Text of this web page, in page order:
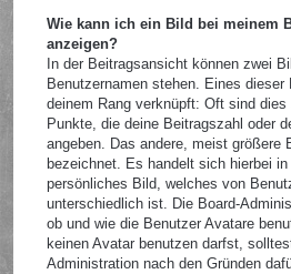
Wie kann ich ein Bild bei meinem
anzeigen?
In der Beitragsansicht können zwei
Benutzernamen stehen. Eines
deinem Rang verknüpft: Oft sind
Punkte, die deine Beitragszahl oder
angeben. Das andere, meist größere
bezeichnet. Es handelt sich hierbei
persönliches Bild, welches von
unterschiedlich ist. Die Board-
ob und wie die Benutzer Avatare
keinen Avatar benutzen darfst,
Administration nach den Gründen